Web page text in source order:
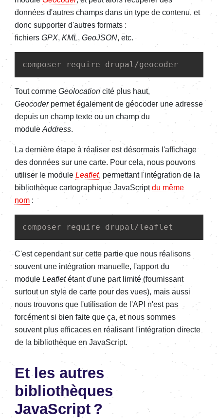
données d'autres champs dans un type de contenu, et
donc supporter d'autres formats :
fichiers GPX, KML, GeoJSON, etc.
composer require drupal/geocoder
Tout comme Geolocation cité plus haut,
Geocoderpermet également de géocoder une adresse
depuis un champ texte ou un champ du
module Address.
La dernière étape à réaliser est désormais l'affichage
des données sur une carte. Pour cela, nous pouvons
utiliser le module Leaflet, permettant l'intégration de la
bibliothèque cartographique JavaScriptdu même
nom :
composer require drupal/leaflet
C'est cependant sur cette partie que nous réalisons
souvent une intégration manuelle, l'apport du
module Leafletétant d'une part limité (fournissant
surtout un style de carte pour des vues), mais aussi
nous trouvons que l'utilisation de l'API n'est pas
forcément si bien faite que ça, et nous sommes
souvent plus efficaces en réalisant l'intégration directe
de la bibliothèque en JavaScript.
Et les autres
bibliothèques
JavaScript ?